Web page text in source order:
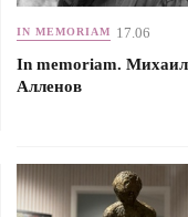
IN MEMORIAM 17.06
In memoriam. Михаил
Алленов